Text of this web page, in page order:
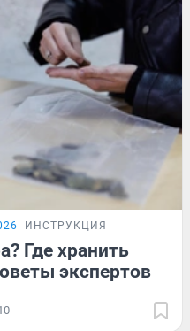
ИНСТРУКЦИЯ
Где хранить
экспертов